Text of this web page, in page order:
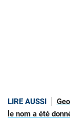
LIRE AUSSI
le nom a été